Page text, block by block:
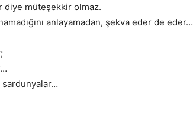
diye müteşekkir olmaz.
anlayamadan, şekva eder de eder…
sardunyalar…